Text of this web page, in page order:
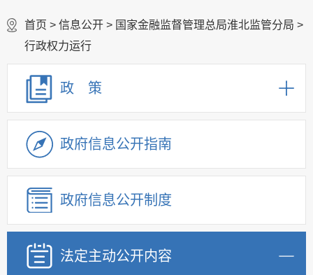
首页 > 信息公开 > 国家金融监督管理总局淮北监管分局 >
行政权力运行
政 策
政府信息公开指南
政府信息公开制度
法定主动公开内容